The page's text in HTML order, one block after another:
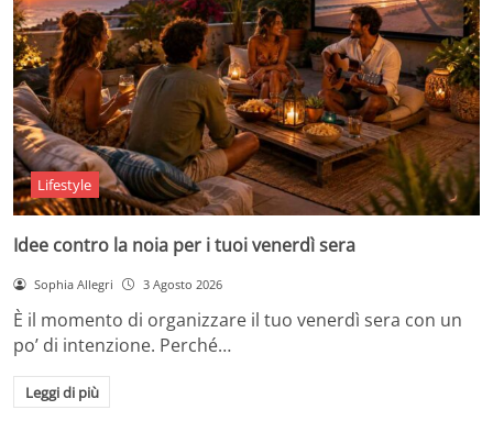
Lifestyle
Idee contro la noia per i tuoi venerdì sera
Sophia Allegri 3 Agosto 2026
È il momento di organizzare il tuo venerdì sera con un
po’ di intenzione. Perché…
Leggi di più